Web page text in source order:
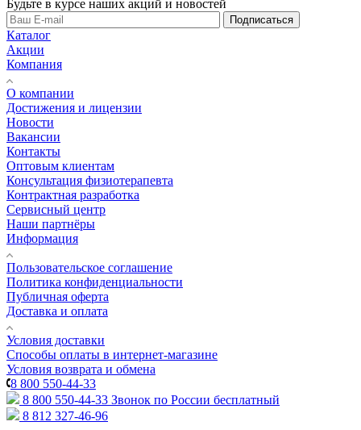
Будьте в курсе наших акций и новостей
Подписаться
Каталог
Акции
Компания
О компании
Достижения и лицензии
Новости
Вакансии
Контакты
Оптовым клиентам
Консультация физиотерапевта
Контрактная разработка
Сервисный центр
Наши партнёры
Информация
Пользовательское соглашение
Политика конфиденциальности
Публичная оферта
Доставка и оплата
Условия доставки
Способы оплаты в интернет-магазине
Условия возврата и обмена
8 800 550-44-33
8 800 550-44-33 Звонок по России бесплатный
8 812 327-46-96